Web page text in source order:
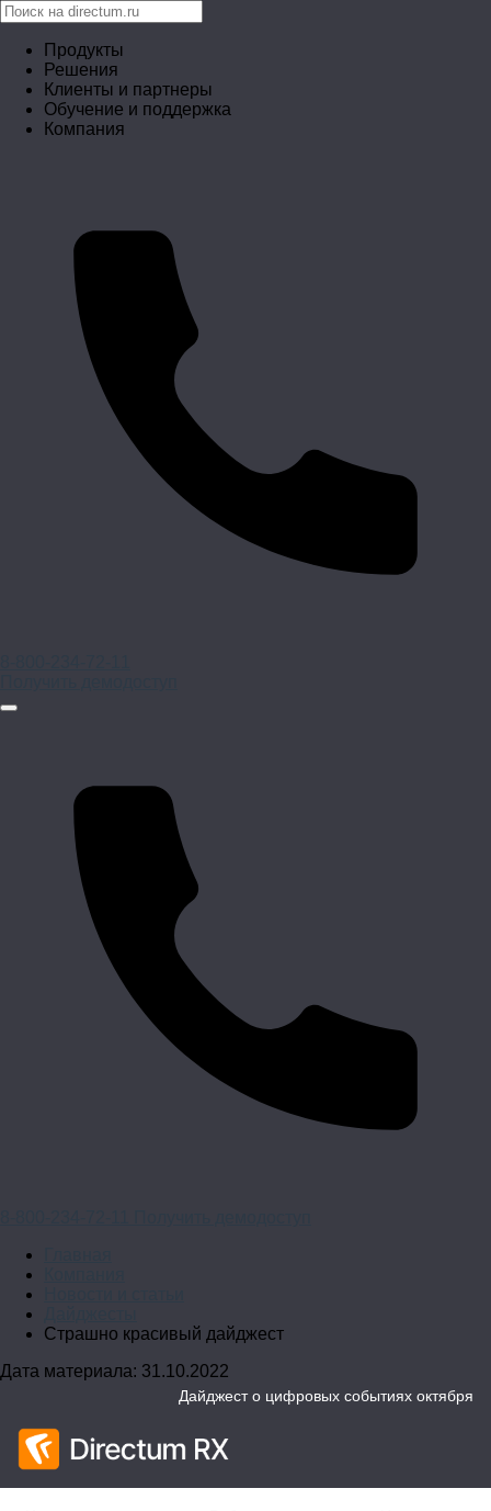
Продукты
Решения
Клиенты и партнеры
Обучение и поддержка
Компания
Страшно красивый дайджест
Дата материала: 31.10.2022
Дайджест о цифровых событиях октября